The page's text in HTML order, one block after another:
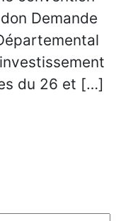
Demande
du 26 et […]